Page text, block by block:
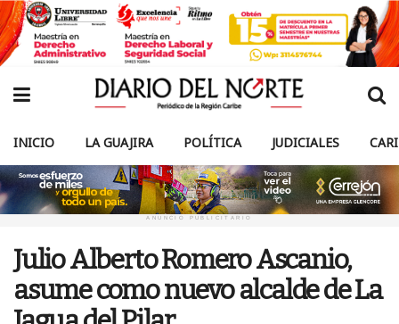
INICIO LA GUAJIRA POLÍTICA JUDICIALES
ANUNCIO PUBLICITARIO
Julio Alberto Romero Ascanio,
asume como nuevo alcalde de La